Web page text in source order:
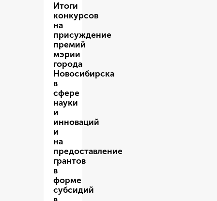
Итоги
конкурсов
на
присуждение
премий
мэрии
города
Новосибирска
в
сфере
науки
и
инноваций
и
на
предоставление
грантов
в
форме
субсидий